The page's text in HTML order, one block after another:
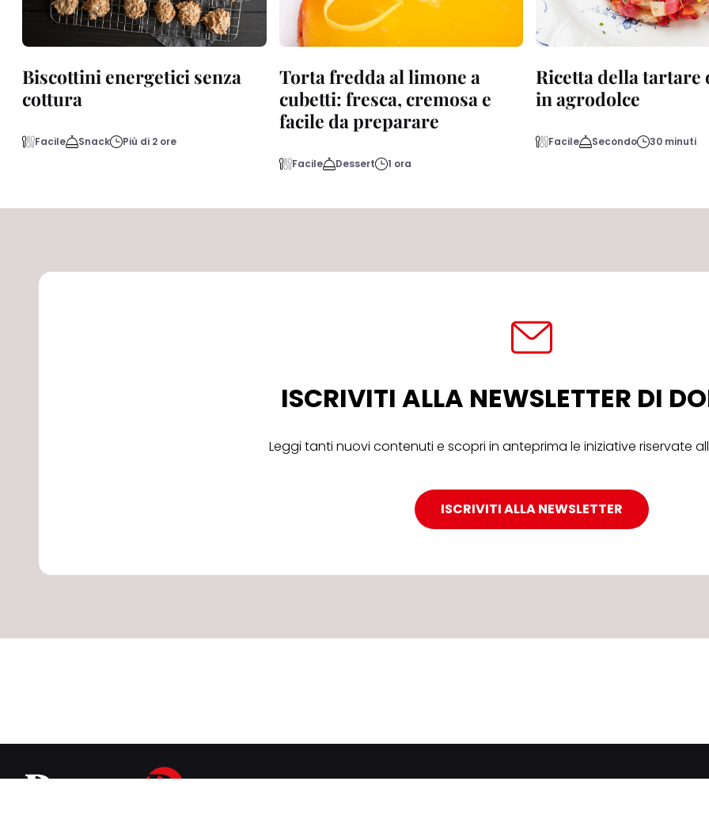
Biscottini energetici senza
cottura
Facile Snack Più di 2 ore
Torta fredda al limone a
cubetti: fresca, cremosa e
facile da preparare
Facile Dessert 1 ora
Ricetta della tartare
in agrodolce
Facile Secondo 30 minuti
ISCRIVITI ALLA NEWSLETTER DI
Leggi tanti nuovi contenuti e scopri in anteprima le iniziative riservate
ISCRIVITI ALLA NEWSLETTER